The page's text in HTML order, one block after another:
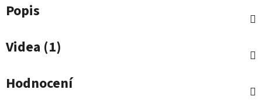
Popis
Videa (1)
Hodnocení